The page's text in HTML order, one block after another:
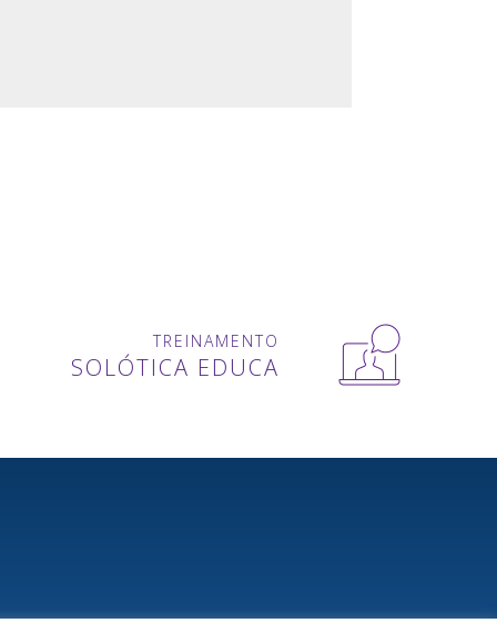
TREINAMENTO
SOLÓTICA EDUCA